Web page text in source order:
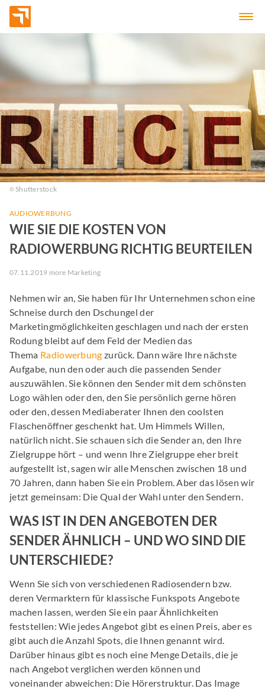
Shutterstock
AUDIOWERBUNG
WIE SIE DIE KOSTEN VON
RADIOWERBUNG RICHTIG BEURTEILEN
07.11.2019 more Marketing
Nehmen wir an, Sie haben für Ihr Unternehmen schon eine
Schneise durch den Dschungel der
Marketingmöglichkeiten geschlagen und nach der ersten
Rodung bleibt auf dem Feld der Medien das
Thema Radiowerbung zurück. Dann wäre Ihre nächste
Aufgabe, nun den oder auch die passenden Sender
auszuwählen. Sie können den Sender mit dem schönsten
Logo wählen oder den, den Sie persönlich gerne hören
oder den, dessen Mediaberater Ihnen den coolsten
Flaschenöffner geschenkt hat. Um Himmels Willen,
natürlich nicht. Sie schauen sich die Sender an, den Ihre
Zielgruppe hört – und wenn Ihre Zielgruppe eher breit
aufgestellt ist, sagen wir alle Menschen zwischen 18 und
70 Jahren, dann haben Sie ein Problem. Aber das lösen wir
jetzt gemeinsam: Die Qual der Wahl unter den Sendern.
WAS IST IN DEN ANGEBOTEN DER
SENDER ÄHNLICH – UND WO SIND DIE
UNTERSCHIEDE?
Wenn Sie sich von verschiedenen Radiosendern bzw.
deren Vermarktern für klassische Funkspots Angebote
machen lassen, werden Sie ein paar Ähnlichkeiten
feststellen: Wie jedes Angebot gibt es einen Preis, aber es
gibt auch die Anzahl Spots, die Ihnen genannt wird.
Darüber hinaus gibt es noch eine Menge Details, die je
nach Angebot verglichen werden können und
voneinander abweichen: Die Hörerstruktur. Das Image